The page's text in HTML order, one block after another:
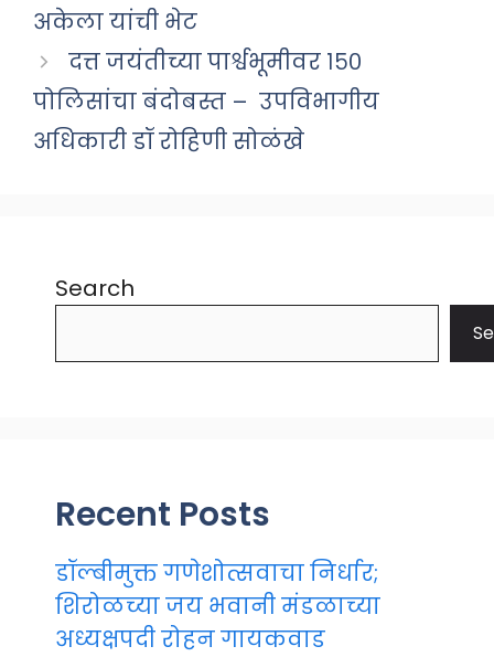
अकेला यांची भेट
दत्त जयंतीच्या पार्श्वभूमीवर १५०
पोलिसांचा बंदोबस्त – उपविभागीय
अधिकारी डॉ रोहिणी सोळंखे
Search
Recent Posts
डॉल्बीमुक्त गणेशोत्सवाचा निर्धार;
शिरोळच्या जय भवानी मंडळाच्या
अध्यक्षपदी रोहन गायकवाड